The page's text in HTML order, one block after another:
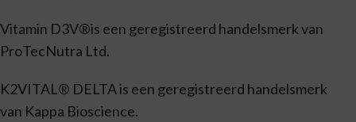
Vitamin D3V®is een geregistreerd handelsmerk van
ProTecNutra Ltd.
K2VITAL® DELTA is een geregistreerd handelsmerk
van Kappa Bioscience.